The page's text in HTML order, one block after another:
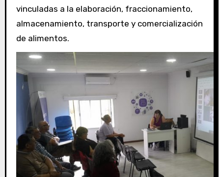
vinculadas a la elaboración, fraccionamiento,
almacenamiento, transporte y comercialización
de alimentos.